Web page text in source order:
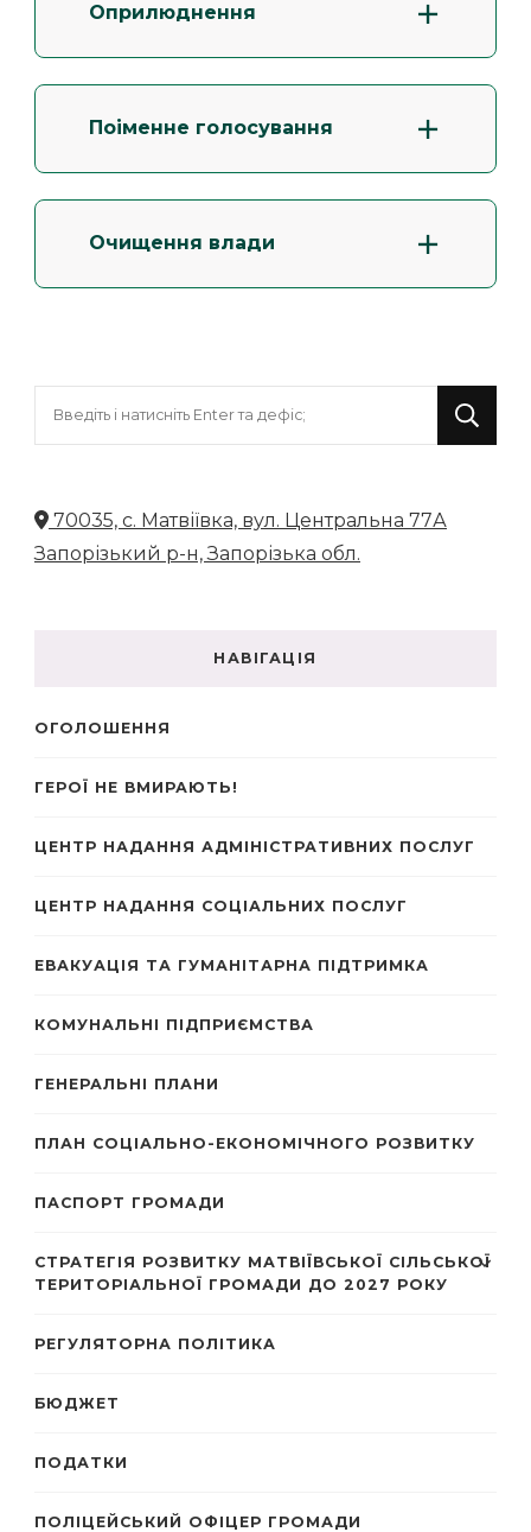
Оприлюднення
Поіменне голосування
Очищення влади
70035, с. Матвіївка, вул. Центральна 77А
Запорізький р-н, Запорізька обл.
НАВІГАЦІЯ
ОГОЛОШЕННЯ
ГЕРОЇ НЕ ВМИРАЮТЬ!
ЦЕНТР НАДАННЯ АДМІНІСТРАТИВНИХ ПОСЛУГ
ЦЕНТР НАДАННЯ СОЦІАЛЬНИХ ПОСЛУГ
ЕВАКУАЦІЯ ТА ГУМАНІТАРНА ПІДТРИМКА
КОМУНАЛЬНІ ПІДПРИЄМСТВА
ГЕНЕРАЛЬНІ ПЛАНИ
ПЛАН СОЦІАЛЬНО-ЕКОНОМІЧНОГО РОЗВИТКУ
ПАСПОРТ ГРОМАДИ
СТРАТЕГІЯ РОЗВИТКУ МАТВІЇВСЬКОЇ СІЛЬСЬКОЇ
ТЕРИТОРІАЛЬНОЇ ГРОМАДИ ДО 2027 РОКУ
РЕГУЛЯТОРНА ПОЛІТИКА
БЮДЖЕТ
ПОДАТКИ
ПОЛІЦЕЙСЬКИЙ ОФІЦЕР ГРОМАДИ